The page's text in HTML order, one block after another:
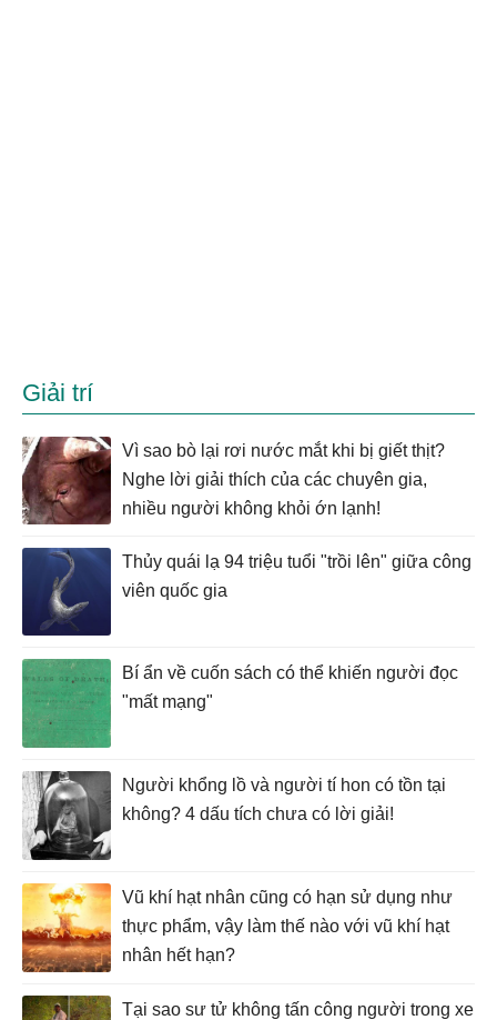
Giải trí
Vì sao bò lại rơi nước mắt khi bị giết thịt?
Nghe lời giải thích của các chuyên gia,
nhiều người không khỏi ớn lạnh!
Thủy quái lạ 94 triệu tuổi "trồi lên" giữa công
viên quốc gia
Bí ẩn về cuốn sách có thể khiến người đọc
"mất mạng"
Người khổng lồ và người tí hon có tồn tại
không? 4 dấu tích chưa có lời giải!
Vũ khí hạt nhân cũng có hạn sử dụng như
thực phẩm, vậy làm thế nào với vũ khí hạt
nhân hết hạn?
Tại sao sư tử không tấn công người trong xe